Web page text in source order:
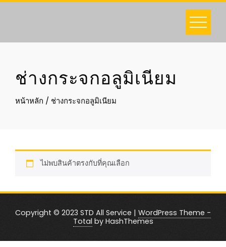
Skip
ช่างกระจกอลูมิเนียม
หน้าหลัก / ช่างกระจกอลูมิเนียม
ไม่พบสินค้าตรงกับที่คุณเลือก
Copyright © 2023 STD All Service | WordPress Theme -
Total by HashThemes